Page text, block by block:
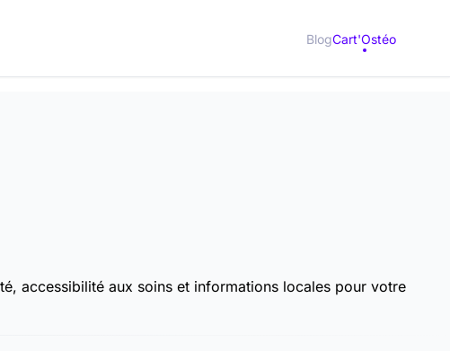
BlogCart'Ostéo
accessibilité aux soins et informations locales pour votre